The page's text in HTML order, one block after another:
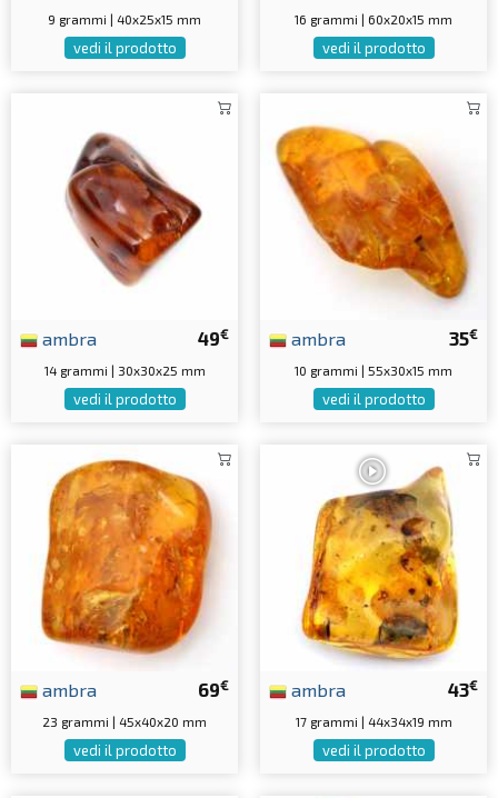
9 grammi | 40x25x15 mm
vedi il prodotto
16 grammi | 60x20x15 mm
vedi il prodotto
49€
ambra
14 grammi | 30x30x25 mm
vedi il prodotto
35€
ambra
10 grammi | 55x30x15 mm
vedi il prodotto
69€
ambra
23 grammi | 45x40x20 mm
vedi il prodotto
43€
ambra
17 grammi | 44x34x19 mm
vedi il prodotto